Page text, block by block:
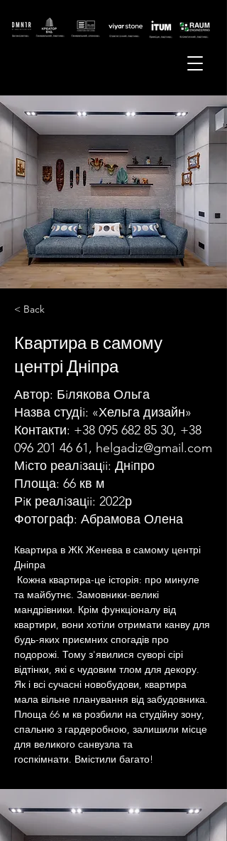
< Back
Квартира в самому
центрі Дніпра
Автор: Бiлякова Ольга
Назва студіi: «Хельга дизайн»
Контакти: +38 095 682 85 30, +38
096 201 46 61, helgadiz@gmail.com
Мiсто реалiзацii: Днiпро
Площа: 66 кв м
Рiк реалiзацii: 2022р
Фотограф: Абрамова Олена
Квартира в ЖК Женева в самому центрі
Дніпра
Кожна квартира-це історія: про минуле
та майбутнє. Замовники-великі
мандрівники. Крім функціоналу від
квартири, вони хотіли отримати канву для
будь-яких приємних спогадів про
подорожі. Тому з'явилися суворі сірі
відтінки, які є чудовим тлом для декору.
Як і всі сучасні новобудови, квартира
мала вільне планування від забудовника.
Площа 66 м кв розбили на студійну зону,
спальню з гардеробною, залишили місце
для великого санвузла та
госпкімнати. Вмістили багато!